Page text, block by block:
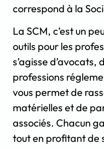
correspond à la
La SCM, c’est un
outils pour les
s’agisse d’avocats,
professions
vous permet de
matérielles et de
associés. Chacun
tout en profitant de